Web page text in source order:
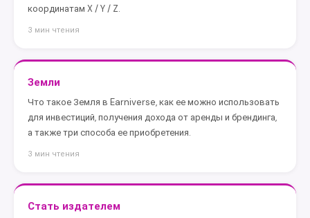
координатам X / Y / Z.
3 мин чтения
Земли
Что такое Земля в Earniverse, как ее можно использовать
для инвестиций, получения дохода от аренды и брендинга,
а также три способа ее приобретения.
3 мин чтения
Стать издателем